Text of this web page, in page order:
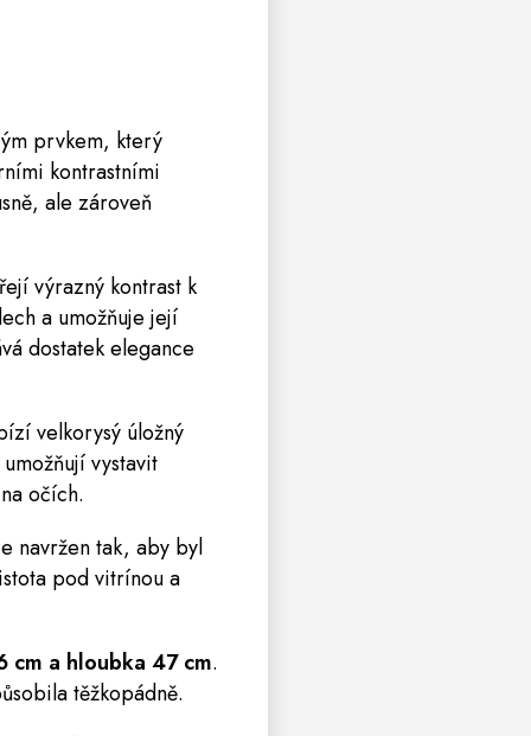
prvkem, který
kontrastními
ale zároveň
výrazný kontrast k
a umožňuje její
dostatek elegance
velkorysý úložný
vystavit
očích.
navržen tak, aby byl
pod vitrínou a
cm a hloubka 47 cm.
těžkopádně.